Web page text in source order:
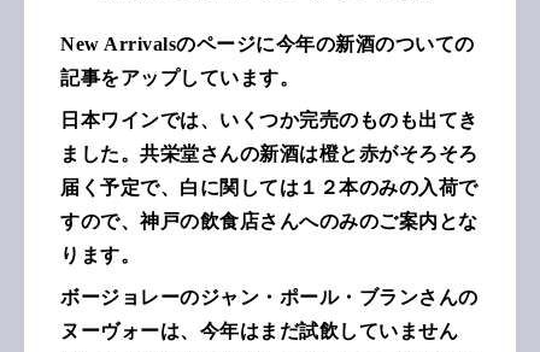
New Arrivalsのページに今年の新酒のついての
記事をアップしています。
日本ワインでは、いくつか完売のものも出てき
ました。共栄堂さんの新酒は橙と赤がそろそろ
届く予定で、白に関しては１２本のみの入荷で
すので、神戸の飲食店さんへのみのご案内とな
ります。
ボージョレーのジャン・ポール・ブランさんの
ヌーヴォーは、今年はまだ試飲していません